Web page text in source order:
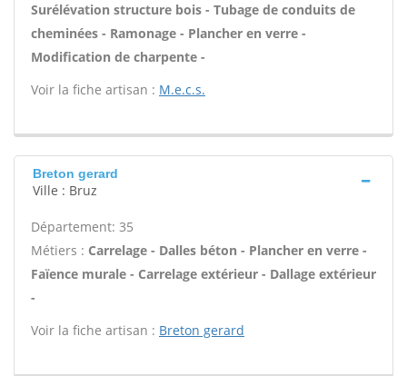
Surélévation structure bois - Tubage de conduits de
cheminées - Ramonage - Plancher en verre -
Modification de charpente -
Voir la fiche artisan : M.e.c.s.
Breton gerard
Ville : Bruz
Département: 35
Métiers : Carrelage - Dalles béton - Plancher en verre -
Faïence murale - Carrelage extérieur - Dallage extérieur
-
Voir la fiche artisan : Breton gerard